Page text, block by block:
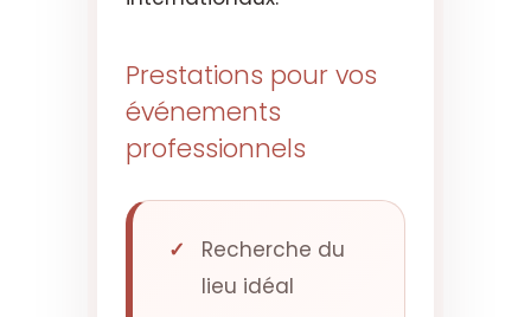
Prestations pour vos
événements
professionnels
Recherche du
lieu idéal